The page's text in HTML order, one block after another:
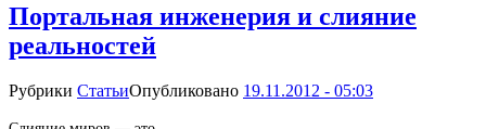
Портальная инженерия и слияние
реальностей
Рубрики СтатьиОпубликовано 19.11.2012 - 05:03